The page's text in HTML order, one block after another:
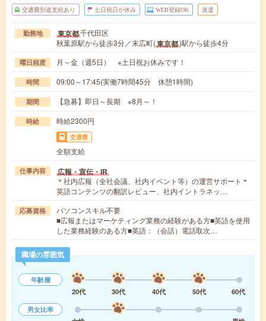
交通費別途支給あり 土日祝日が休み WEB登録OK 派遣
勤務地 東京都千代田区
秋葉原駅から徒歩3分／末広町(東京都)駅から徒歩4分
曜日頻度 月～金（週5日） ※土日祝お休みです！
時間 09:00～17:45(実働7時間45分 休憩1時間)
期間 【急募】即日～長期 ※8月～！
時給 時給2300円
交通費
全額支給
仕事内容 広報・宣伝・IR
＊社内広報（全社会議、社内イベント等）の運営サポート＊
英語コンテンツの翻訳レビュー、社内イントラネッ…
応募資格
パソコンスキル不要
■広報またはマーケティング業務の経験がある方■英語を使用
した業務経験のある方■英語：（会話）電話取次…
職場の雰囲気
年齢層
20代
30代 40代 50代
60代
男女比率